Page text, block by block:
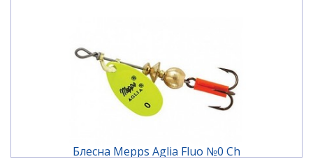
Блесна Mepps Aglia Fluo №0 Ch